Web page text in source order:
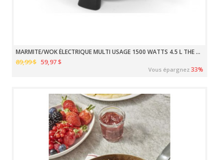
MARMITE/WOK ÉLECTRIQUE MULTI USAGE 1500 WATTS 4.5 L THE ROCK
89,99 $ 59,97 $
Vous épargnez33%